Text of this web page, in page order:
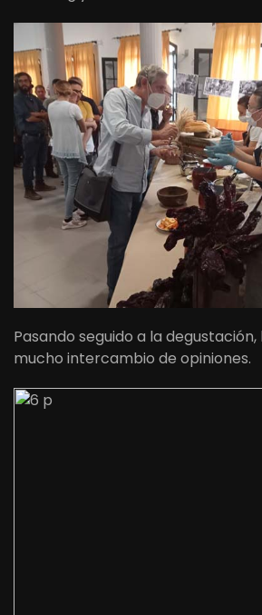
Pasando seguido a la
mucho intercambio de opiniones.